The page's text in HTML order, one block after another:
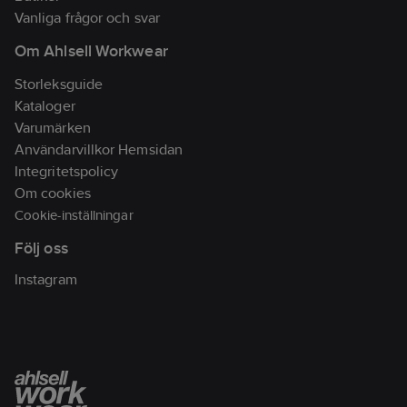
Materialklass TP7800
Vanliga frågor och svar
Om Ahlsell Workwear
Storleksguide
Kataloger
Varumärken
Användarvillkor Hemsidan
Integritetspolicy
Om cookies
Cookie-inställningar
Följ oss
Instagram